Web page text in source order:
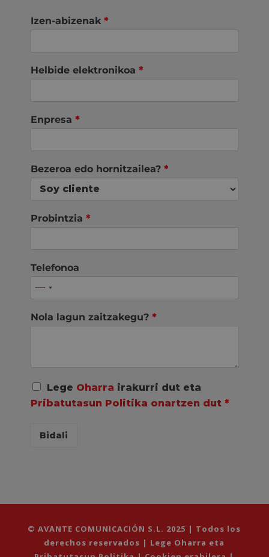
Izen-abizenak *
Helbide elektronikoa *
Enpresa *
Bezeroa edo hornitzailea? *
Probintzia *
Telefonoa
Nola lagun zaitzakegu? *
A
c
u
D
Lege Oharra irakurri dut eta
Pribatutasun Politika onartzen dut *
Bidali
© AVANTE COMUNICACIÓN S.L. 2025 | Todos los
derechos reservados | Lege Oharra eta